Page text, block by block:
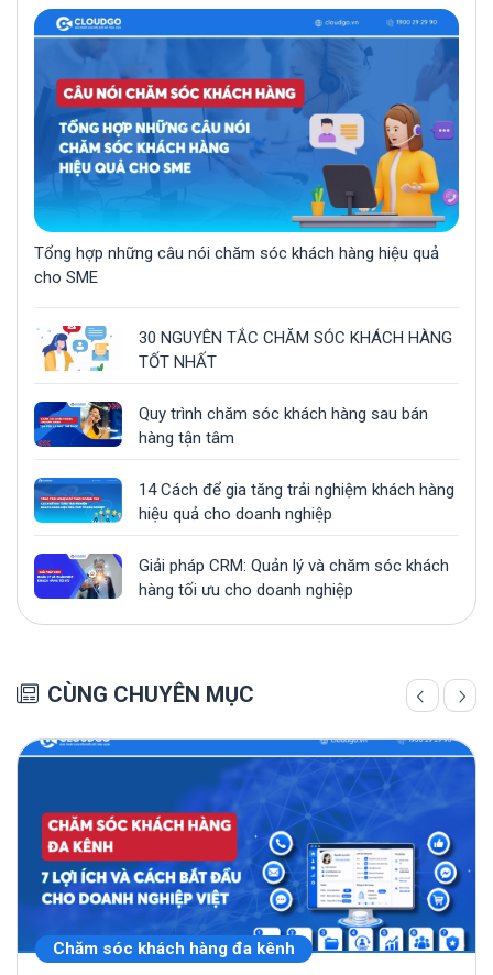
Tổng hợp những câu nói chăm sóc khách hàng hiệu quả
cho SME
30 NGUYÊN TẮC CHĂM SÓC KHÁCH HÀNG
TỐT NHẤT
Quy trình chăm sóc khách hàng sau bán
hàng tận tâm
14 Cách để gia tăng trải nghiệm khách hàng
hiệu quả cho doanh nghiệp
Giải pháp CRM: Quản lý và chăm sóc khách
hàng tối ưu cho doanh nghiệp
CÙNG CHUYÊN MỤC
Chăm sóc khách hàng đa kênh